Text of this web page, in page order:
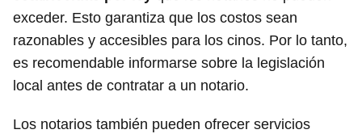
exceder. Esto garantiza que los costos sean
razonables y accesibles para los cinos. Por lo tanto,
es recomendable informarse sobre la legislación
local antes de contratar a un notario.
Los notarios también pueden ofrecer servicios